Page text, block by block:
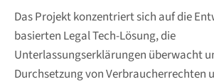
Das Projekt konzentriert sich auf die
basierten Legal Tech-Lösung, die
Unterlassungserklärungen überwacht
Durchsetzung von Verbraucherrechten